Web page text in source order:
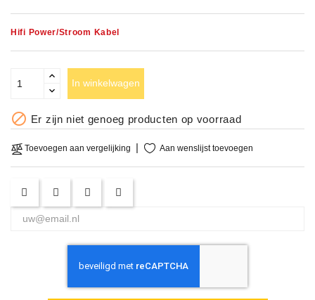
MODELLEN
OPRUIMING
DEMONSTRATIES
&
CLINICS
VERHUUR,
SERVICE
Hifi Power/Stroom Kabel
In winkelwagen
 Er zijn niet genoeg producten op voorraad
Toevoegen aan vergelijking Aan wenslijst toevoegen